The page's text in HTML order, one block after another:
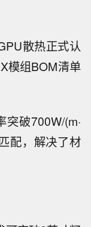
散热正式认
模组BOM清单
破700W/(m·
配，解决了材